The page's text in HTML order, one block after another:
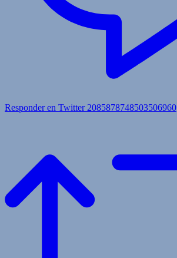
Responder en Twitter 2085878748503506960